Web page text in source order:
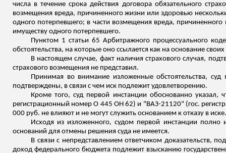
числа в течение срока действия договора обязательного
возмещения вреда, причиненного жизни или здоровью
одного потерпевшего; в части возмещения вреда,
имуществу одного потерпевшего.
Пунктом 1 статьи 65 Арбитражного процессуального
обстоятельства, на которые оно ссылается как на основание
В настоящем случае, факт наличия страхового случая,
страхового возмещения не представил.
Принимая во внимание изложенные обстоятельства,
подтверждены, в связи с чем иск подлежит удовлетворению.
Кроме того, суд первой инстанции обоснованно
регистрационный номер О 445 ОН 62) и "ВАЗ-21120" (гос.
000 руб. не влияют и не могут служить основанием к отказу в иске.
Исходя из изложенного, судом первой инстанции полно
оснований для отмены решения суда не имеется.
В связи с непредставлением ответчиком доказательств,
доход федерального бюджета подлежит взысканию